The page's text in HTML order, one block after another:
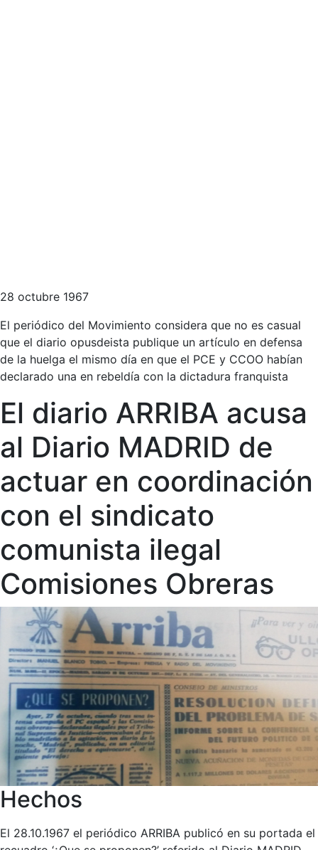
28 octubre 1967
El periódico del Movimiento considera que no es casual
que el diario opusdeista publique un artículo en defensa
de la huelga el mismo día en que el PCE y CCOO habían
declarado una en rebeldía con la dictadura franquista
El diario ARRIBA acusa
al Diario MADRID de
actuar en coordinación
con el sindicato
comunista ilegal
Comisiones Obreras
Hechos
El 28.10.1967 el periódico ARRIBA publicó en su portada el